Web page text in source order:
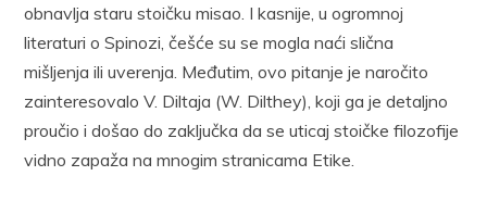
obnavlja staru stoičku misao. I kasnije, u ogromnoj
literaturi o Spinozi, češće su se mogla naći slična
mišljenja ili uverenja. Međutim, ovo pitanje je naročito
zainteresovalo V. Diltaja (W. Dilthey), koji ga je detaljno
proučio i došao do zaključka da se uticaj stoičke filozofije
vidno zapaža na mnogim stranicama Etike.